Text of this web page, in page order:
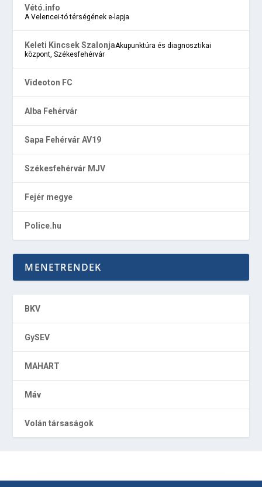
Vétó.info
A Velencei-tó térségének e-lapja
Keleti Kincsek SzalonjaAkupunktúra és diagnosztikai
központ, Székesfehérvár
Videoton FC
Alba Fehérvár
Sapa Fehérvár AV19
Székesfehérvár MJV
Fejér megye
Police.hu
MENETRENDEK
BKV
GySEV
MAHART
Máv
Volán társaságok